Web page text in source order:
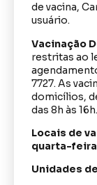
de vacina,
usuário.
Vacinação
restritas ao
7727. As
domicílios,
das 8h às 16h.
Locais de
quarta-
Unidades